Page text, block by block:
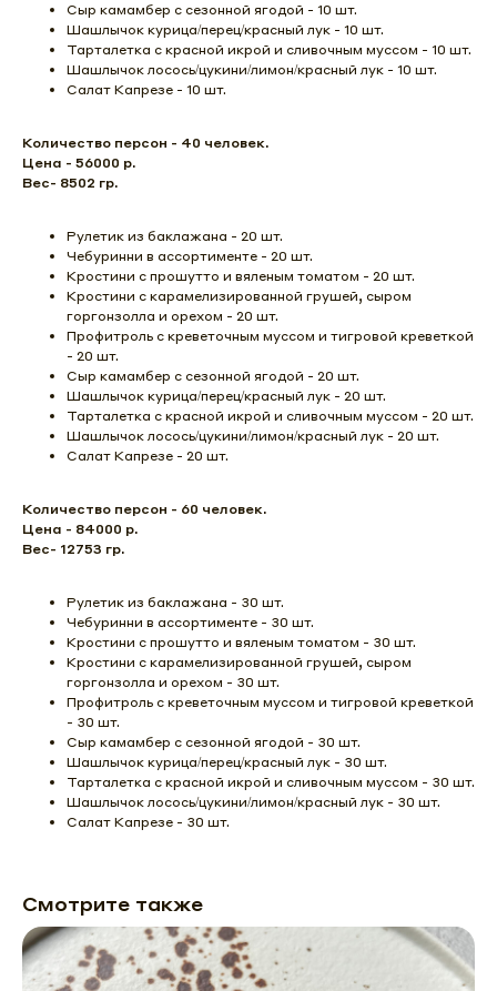
Сыр камамбер с сезонной ягодой - 10 шт.
Шашлычок курица/перец/красный лук - 10 шт.
Тарталетка с красной икрой и сливочным муссом - 10 шт.
Шашлычок лосось/цукини/лимон/красный лук - 10 шт.
Салат Капрезе - 10 шт.
Количество персон - 40 человек.
Цена - 56000 р.
Вес- 8502 гр.
Рулетик из баклажана - 20 шт.
Чебуринни в ассортименте - 20 шт.
Кростини с прошутто и вяленым томатом - 20 шт.
Кростини с карамелизированной грушей, сыром
горгонзолла и орехом - 20 шт.
Профитроль с креветочным муссом и тигровой креветкой
- 20 шт.
Сыр камамбер с сезонной ягодой - 20 шт.
Шашлычок курица/перец/красный лук - 20 шт.
Тарталетка с красной икрой и сливочным муссом - 20 шт.
Шашлычок лосось/цукини/лимон/красный лук - 20 шт.
Салат Капрезе - 20 шт.
Количество персон - 60 человек.
Цена - 84000 р.
Вес- 12753 гр.
Рулетик из баклажана - 30 шт.
Чебуринни в ассортименте - 30 шт.
Кростини с прошутто и вяленым томатом - 30 шт.
Кростини с карамелизированной грушей, сыром
горгонзолла и орехом - 30 шт.
Профитроль с креветочным муссом и тигровой креветкой
- 30 шт.
Сыр камамбер с сезонной ягодой - 30 шт.
Шашлычок курица/перец/красный лук - 30 шт.
Тарталетка с красной икрой и сливочным муссом - 30 шт.
Шашлычок лосось/цукини/лимон/красный лук - 30 шт.
Салат Капрезе - 30 шт.
Смотрите также